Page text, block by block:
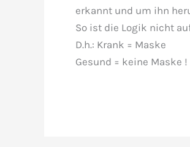
erkannt und um ihn
So ist die Logik nicht
D.h.: Krank = Maske
Gesund = keine Maske !